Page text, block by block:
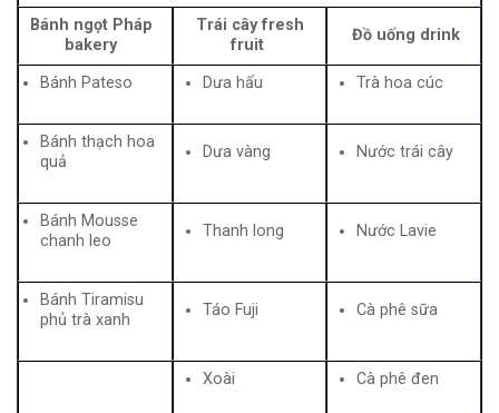
Bánh ngọt Pháp
bakery
Trái cây fresh
fruit
Đồ uống drink
Bánh Pateso Dưa hấu Trà hoa cúc
Bánh thạch hoa
quả
Dưa vàng Nước trái cây
Bánh Mousse
chanh leo
Thanh long Nước Lavie
Bánh Tiramisu
phủ trà xanh
Táo Fuji Cà phê sữa
Xoài Cà phê đen